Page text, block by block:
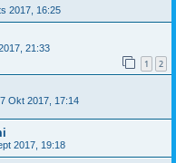
2017, 16:25
21:33
1 2
Okt 2017, 17:14
2017, 19:18